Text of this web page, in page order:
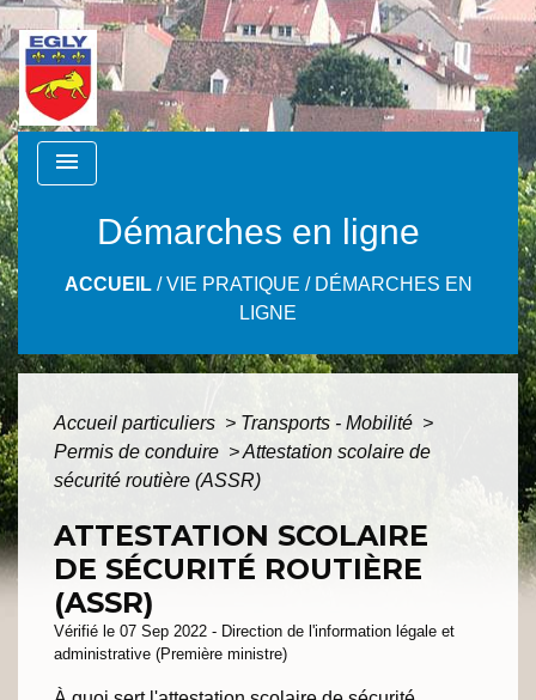
menu
Démarches en ligne
ACCUEIL/VIE PRATIQUE / DÉMARCHES EN
LIGNE
Accueil particuliers > Transports - Mobilité >
Permis de conduire >Attestation scolaire de
sécurité routière (ASSR)
ATTESTATION SCOLAIRE
DE SÉCURITÉ ROUTIÈRE
(ASSR)
Vérifié le 07 Sep 2022 - Direction de l'information légale et
administrative (Première ministre)